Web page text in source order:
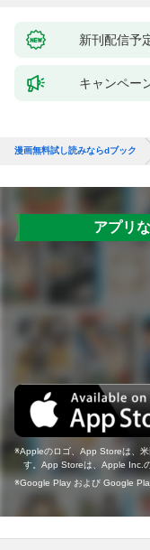
新刊配信予
キャンペー
漫画無料試し読みならdブック
アプリ
Appleのロゴ、App Storeは、
す。App Storeは、Apple Inc.
Google Play および Google